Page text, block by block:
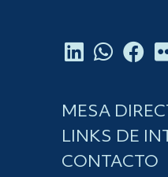
CONTACTO
LINKS DE
MESA